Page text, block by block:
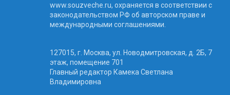
www.souzveche.ru, охраняется в соответствии с
законодательством РФ об авторском праве и
международными соглашениями.
127015, г. Москва, ул. Новодмитровская, д. 2Б, 7
этаж, помещение 701
Главный редактор Камека Светлана
Владимировна